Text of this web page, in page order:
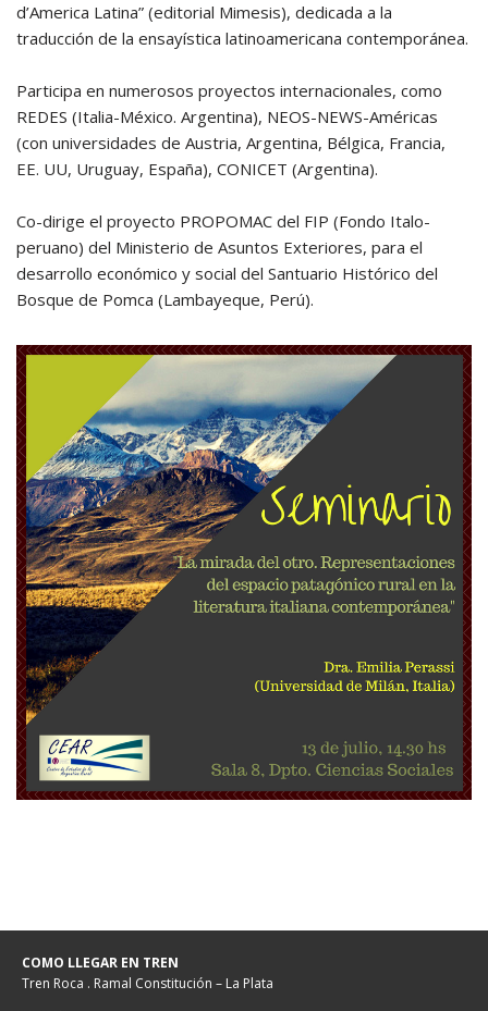
d’America Latina” (editorial Mimesis), dedicada a la
traducción de la ensayística latinoamericana contemporánea.
Participa en numerosos proyectos internacionales, como
REDES (Italia-México. Argentina), NEOS-NEWS-Américas
(con universidades de Austria, Argentina, Bélgica, Francia,
EE. UU, Uruguay, España), CONICET (Argentina).
Co-dirige el proyecto PROPOMAC del FIP (Fondo Italo-
peruano) del Ministerio de Asuntos Exteriores, para el
desarrollo económico y social del Santuario Histórico del
Bosque de Pomca (Lambayeque, Perú).
COMO LLEGAR EN TREN
Tren Roca . Ramal Constitución – La Plata